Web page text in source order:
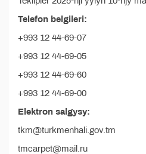
Telefon belgileri:
+993 12 44-69-07
+993 12 44-69-05
+993 12 44-69-60
+993 12 44-69-00
Elektron salgysy:
tkm@turkmenhali.gov.tm
tmcarpet@mail.ru